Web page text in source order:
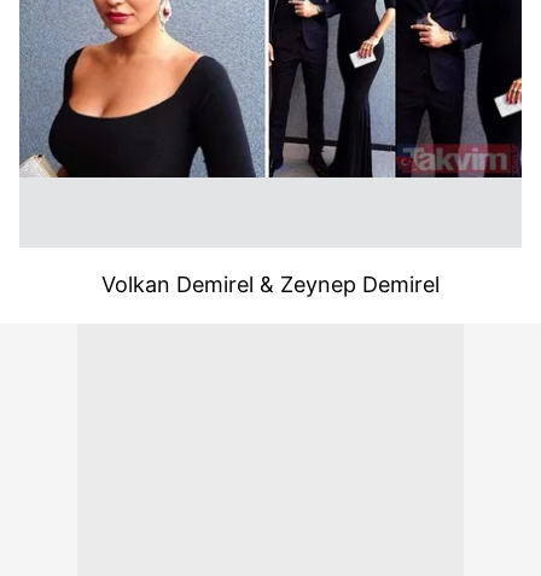
Volkan Demirel & Zeynep Demirel